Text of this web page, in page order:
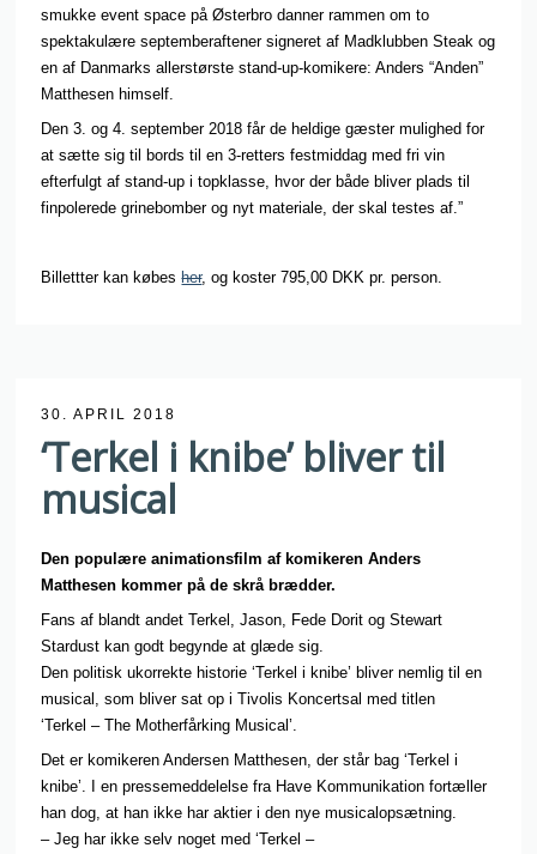
smukke event space på Østerbro danner rammen om to
spektakulære septemberaftener signeret af Madklubben Steak og
en af Danmarks allerstørste stand-up-komikere: Anders “Anden”
Matthesen himself.
Den 3. og 4. september 2018 får de heldige gæster mulighed for
at sætte sig til bords til en 3-retters festmiddag med fri vin
efterfulgt af stand-up i topklasse, hvor der både bliver plads til
finpolerede grinebomber og nyt materiale, der skal testes af.”
Billettter kan købesher, og koster 795,00 DKK pr. person.
30. APRIL 2018
‘Terkel i knibe’ bliver til
musical
Den populære animationsfilm af komikeren Anders
Matthesen kommer på de skrå brædder.
Fans af blandt andet Terkel, Jason, Fede Dorit og Stewart
Stardust kan godt begynde at glæde sig.
Den politisk ukorrekte historie ‘Terkel i knibe’ bliver nemlig til en
musical, som bliver sat op i Tivolis Koncertsal med titlen
‘Terkel – The Motherfårking Musical’.
Det er komikeren Andersen Matthesen, der står bag ‘Terkel i
knibe’. I en pressemeddelelse fra Have Kommunikation fortæller
han dog, at han ikke har aktier i den nye musicalopsætning.
– Jeg har ikke selv noget med ‘Terkel –